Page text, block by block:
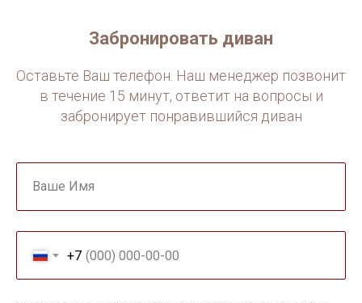
Забронировать диван
Оставьте Ваш телефон. Наш менеджер позвонит
в течение 15 минут, ответит на вопросы и
забронирует понравившийся диван
Ваше Имя
+7